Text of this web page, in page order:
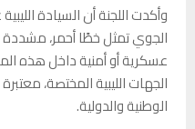
وأكدت اللجنة أن السيادة
الجوي تمثل خطًا أحمر،
عسكرية أو أمنية داخل هذه
الجهات الليبية المختصة،
الوطنية والدولية.